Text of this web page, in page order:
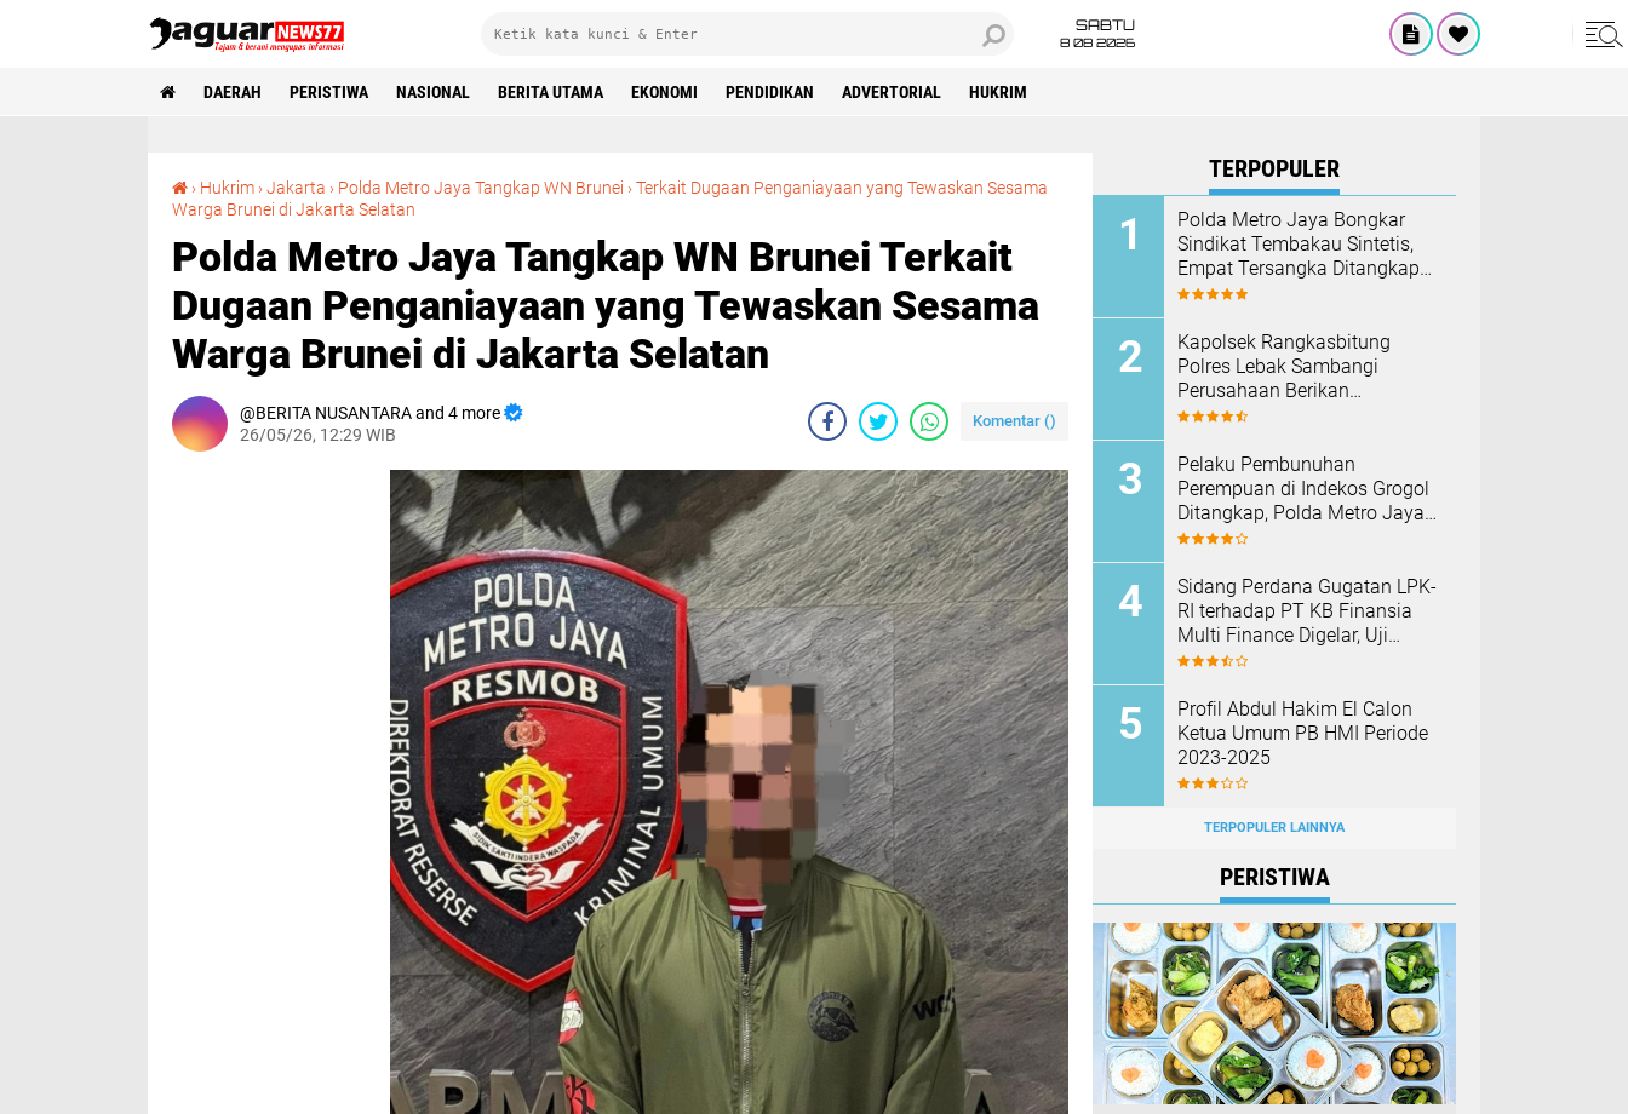
SABTU
8 08 2026
DAERAH PERISTIWA NASIONAL BERITA UTAMA EKONOMI PENDIDIKAN ADVERTORIAL HUKRIM
› Hukrim ›Jakarta › ‎Polda Metro Jaya Tangkap WN Brunei ›Terkait Dugaan Penganiayaan yang Tewaskan Sesama
Warga Brunei di Jakarta Selatan‎
‎Polda Metro Jaya Tangkap WN Brunei Terkait
Dugaan Penganiayaan yang Tewaskan Sesama
Warga Brunei di Jakarta Selatan‎
BERITA NUSANTARA and 4 more
26/05/26, 12:29 WIB
Komentar ()
TERPOPULER
‎Polda Metro Jaya Bongkar
Sindikat Tembakau Sintetis,
Empat Tersangka Ditangkap
dan Hampir Satu Kilogram
Kapolsek Rangkasbitung
Polres Lebak Sambangi
Perusahaan Berikan
Himbauan Cegah Kebakaran
Pelaku Pembunuhan
Perempuan di Indekos Grogol
Ditangkap, Polda Metro Jaya
Sita Palu dan Sejumlah
Sidang Perdana Gugatan LPK-
RI terhadap PT KB Finansia
Multi Finance Digelar, Uji
Mekanisme Jaminan Fidusia
Profil Abdul Hakim El Calon
Ketua Umum PB HMI Periode
2023-2025
TERPOPULER LAINNYA
PERISTIWA